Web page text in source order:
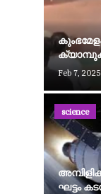
Feb 7, 2025
science
ഘട്ടം